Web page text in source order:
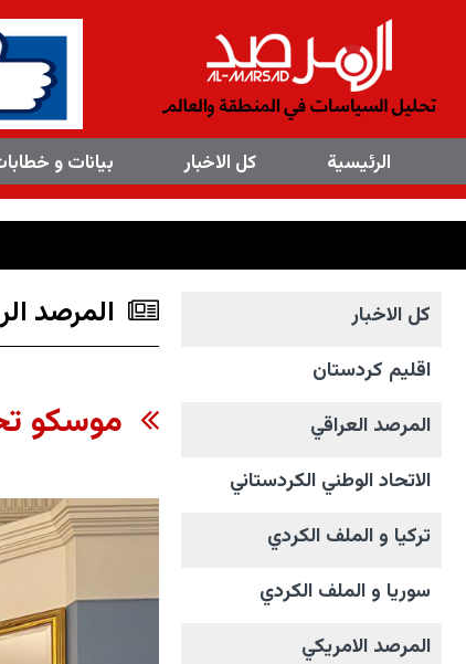
الرئیسیة کل الاخبار بیانات و
×
کل الاخبار
اقليم كردستان
المرصد العراقي
الاتحاد الوطني الکردستاني
تركيا و الملف الکردي
سوريا و الملف الکردي
المرصد الامریکي
المرصد
موسكو